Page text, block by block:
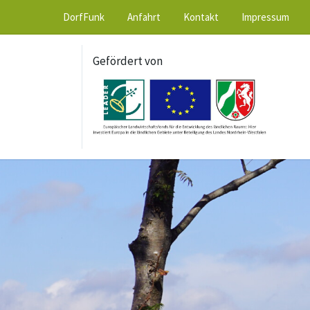
DorfFunk Anfahrt Kontakt Impressum
Gefördert von